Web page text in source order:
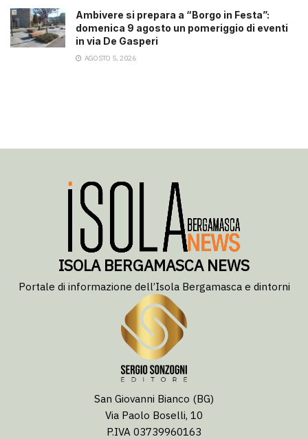
Ambivere si prepara a “Borgo in Festa”:
domenica 9 agosto un pomeriggio di eventi
in via De Gasperi
AGOSTO 5, 2026
ISOLA BERGAMASCA NEWS
Portale di informazione dell’Isola Bergamasca e dintorni
San Giovanni Bianco (BG)
Via Paolo Boselli, 10
P.IVA 03739960163